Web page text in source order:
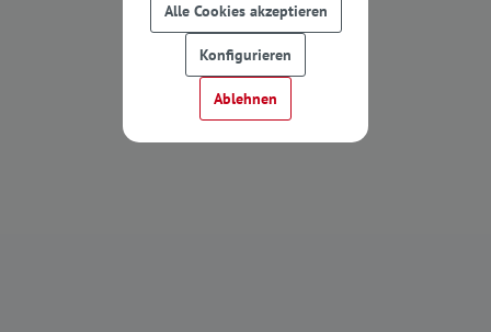
Alle Cookies akzeptieren
Konfigurieren
Ablehnen